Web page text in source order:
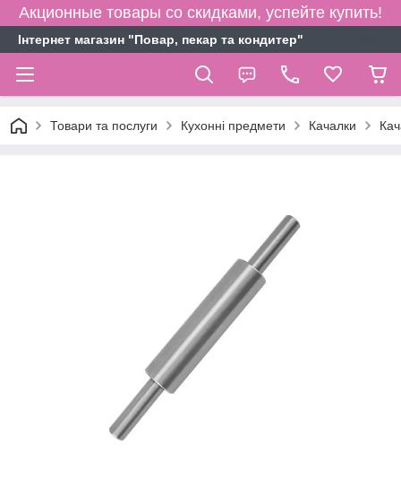
Акционные товары со скидками, успейте купить!
Інтернет магазин "Повар, пекар та кондитер"
Товари та послуги Кухонні предмети Качалки